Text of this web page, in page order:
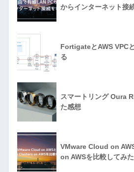
からインターネット接
FortigateとAWS VPC
る
スマートリング Oura
た感想
VMware Cloud on
on AWSを比較してみた